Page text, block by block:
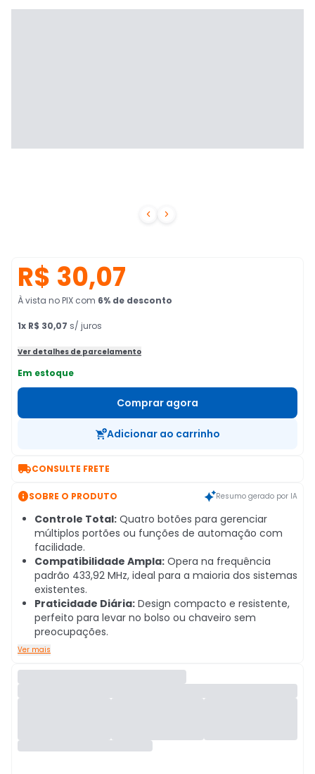
 
R$ 30,07
À vista no PIX com 6% de desconto
1x R$ 30,07 s/ juros
Ver detalhes de parcelamento
Em estoque
Comprar agora
Adicionar ao carrinho
CONSULTE FRETE
SOBRE O PRODUTO Resumo gerado por IA
Controle Total: Quatro botões para gerenciar
múltiplos portões ou funções de automação com
facilidade.
Compatibilidade Ampla: Opera na frequência
padrão 433,92 MHz, ideal para a maioria dos sistemas
existentes.
Praticidade Diária: Design compacto e resistente,
perfeito para levar no bolso ou chaveiro sem
preocupações.
Ver mais